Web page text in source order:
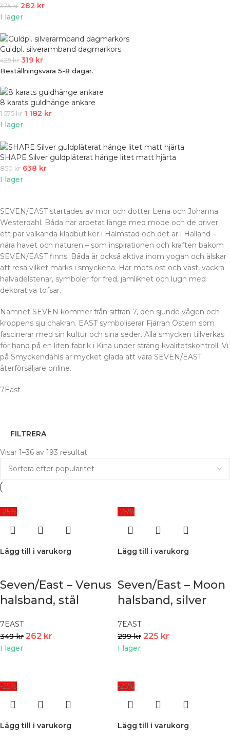
375kr 282 kr
I lager
Guldpl. silverarmband dagmarkors
425kr 319 kr
Beställningsvara 5-8 dagar.
8 karats guldhänge ankare
1 575kr 1 182 kr
I lager
SHAPE Silver guldpläterat hänge litet matt hjärta
850kr 638 kr
I lager
SEVEN/EAST startades av mor och dotter Lena och Johanna
Westerdahl. Båda har arbetat länge med mode och de driver
ett par välkända klädbutiker i Halmstad och det är i Halland –
nära havet och naturen – som inspirationen och kraften bakom
SEVEN/EAST finns. Båda är också aktiva inom yogan och älskar
att resa vilket märks i smyckena. Här möts öst och väst, vackra
halvädelstenar, symboler för fred, jämlikhet och lugn med
dekorativa tofsar.
Namnet SEVEN kommer från siffran 7, den sjunde vågen och
kroppens sju chakran. EAST symboliserar Fjärran Östern som
fascinerar med sin kultur och sina seder. Alla smycken tillverkas
för hand på en liten fabrik i Kina under sträng kvalitetskontroll. Vi
på Smyckendahls är mycket glada att vara SEVEN/EAST
återförsäljare online.
7East
FILTRERA
Visar 1–36 av 193 resultat
-25%
Lägg till i varukorg
Seven/East – Venus
halsband, stål
7EAST
349kr 262 kr
I lager
-25%
Lägg till i varukorg
Seven/East – Moon
halsband, silver
7EAST
299kr 225 kr
I lager
-25%
Lägg till i varukorg
-25%
Lägg till i varukorg